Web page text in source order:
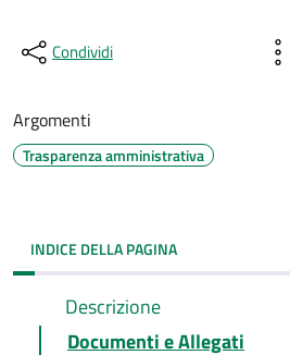
Condividi
Argomenti
Trasparenza amministrativa
INDICE DELLA PAGINA
Descrizione
Documenti e Allegati